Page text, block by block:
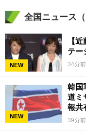
全国ニュース
NEW
【
テー
34分前
NEW
韓国
道ミ
報共
39分前